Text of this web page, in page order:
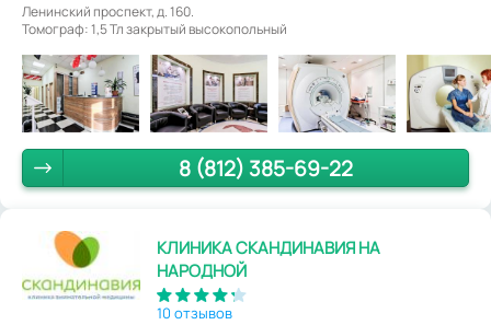
Ленинский проспект, д. 160.
Томограф: 1,5 Тл закрытый высокопольный
8 (812) 385-69-22
КЛИНИКА СКАНДИНАВИЯ НА
НАРОДНОЙ
10 отзывов